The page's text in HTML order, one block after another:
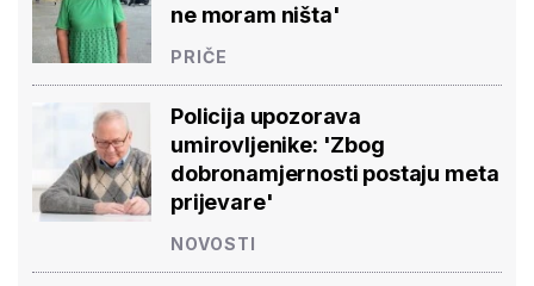
ne moram ništa'
PRIČE
Policija upozorava
umirovljenike: 'Zbog
dobronamjernosti postaju meta
prijevare'
NOVOSTI